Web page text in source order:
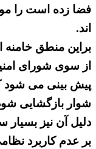
فضا زده است را
اند.
از سوی شورای
پیش بینی می شود
شوار بازگشایی
دلیل آن نیز
بر عدم کاربرد